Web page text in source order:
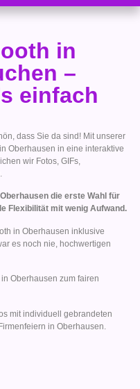
in
–
einfach
dass Sie da sind! Mit unserer
Oberhausen in eine interaktive
wir Fotos, GIFs,
die erste Wahl für
Flexibilität mit wenig Aufwand.
in Oberhausen inklusive
es noch nie, hochwertigen
Oberhausen zum fairen
mit individuell gebrandeten
in Oberhausen.